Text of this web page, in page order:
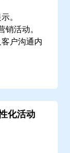
。
活动。
户沟通内
化活动